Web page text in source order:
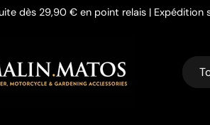
dès 29,90 € en point relais | Expédition
Type